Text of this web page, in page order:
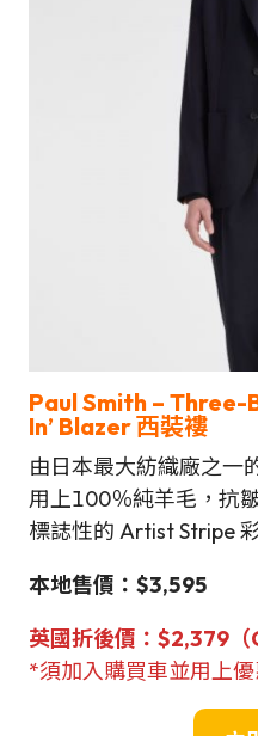
Paul Smith – Three-
In’ Blazer 西裝褸
由日本最大紡織廠之一
用上100％純羊毛，抗
標誌性的 Artist Stripe
本地售價：$3,595
英國折後價：$2,379（
*須加入購買車並用上